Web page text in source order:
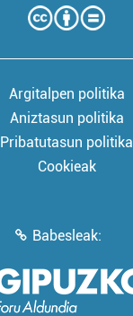
Argitalpen politika
Aniztasun politika
Pribatutasun politika
Cookieak
Babesleak: